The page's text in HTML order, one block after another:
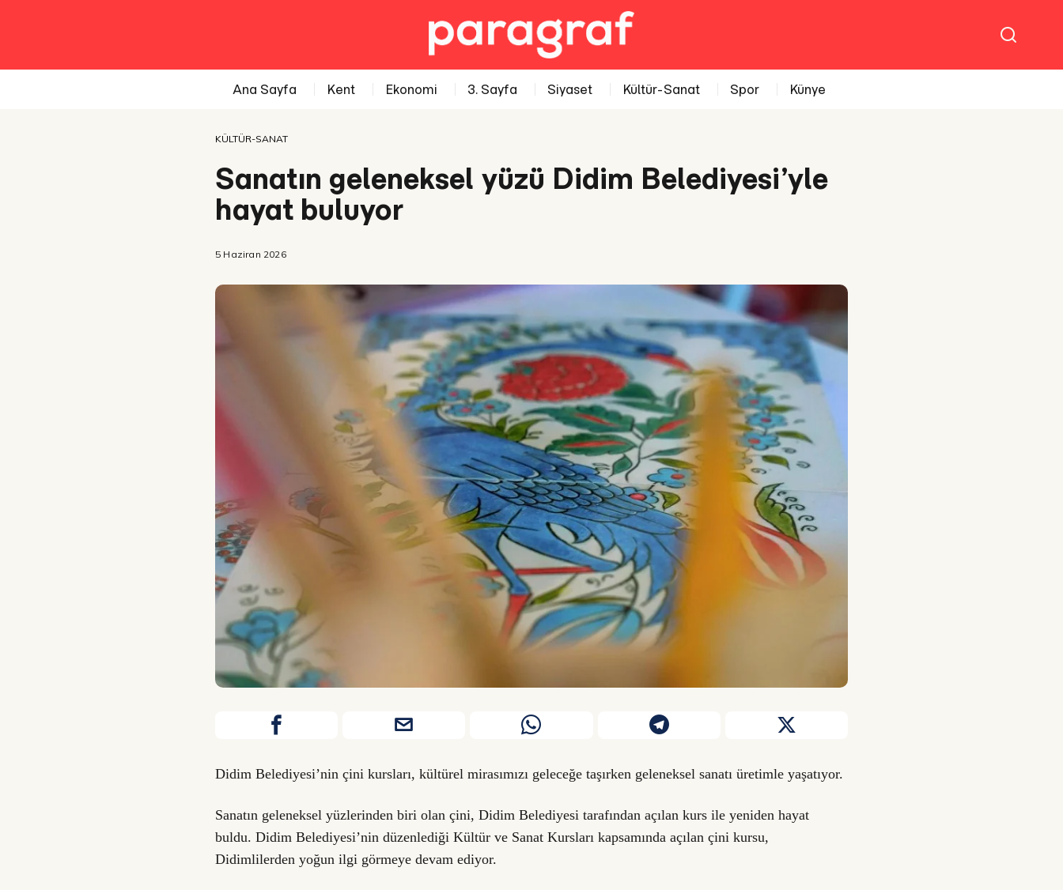
Ana Sayfa Kent Ekonomi 3. Sayfa Siyaset Kültür-Sanat Spor Künye
KÜLTÜR-SANAT
Sanatın geleneksel yüzü Didim Belediyesi’yle
hayat buluyor
5 Haziran 2026
Didim Belediyesi’nin çini kursları, kültürel mirasımızı geleceğe taşırken geleneksel sanatı üretimle yaşatıyor.
Sanatın geleneksel yüzlerinden biri olan çini, Didim Belediyesi tarafından açılan kurs ile yeniden hayat
buldu. Didim Belediyesi’nin düzenlediği Kültür ve Sanat Kursları kapsamında açılan çini kursu,
Didimlilerden yoğun ilgi görmeye devam ediyor.